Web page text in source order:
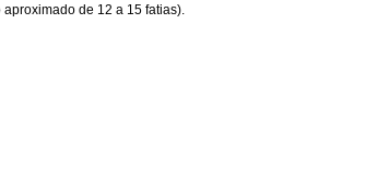
de 12 a 15 fatias).